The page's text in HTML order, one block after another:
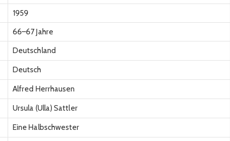
1959
66–67 Jahre
Deutschland
Deutsch
Alfred Herrhausen
Ursula (Ulla) Sattler
Eine Halbschwester